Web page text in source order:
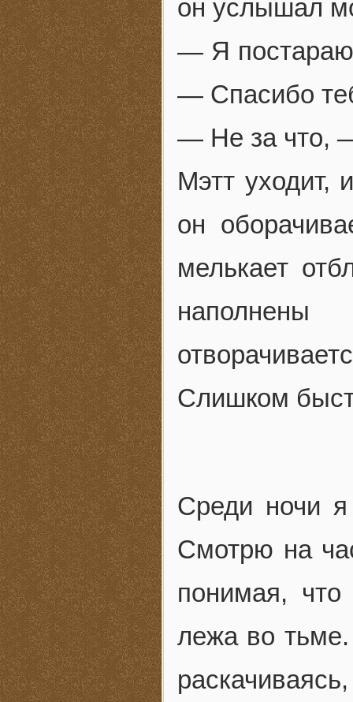
он услышал
— Я
— Спасибо
— Не за что,
Мэтт уходит,
он
мелькает
Слишком
Среди ночи
Смотрю на
понимая,
лежа во тьме.